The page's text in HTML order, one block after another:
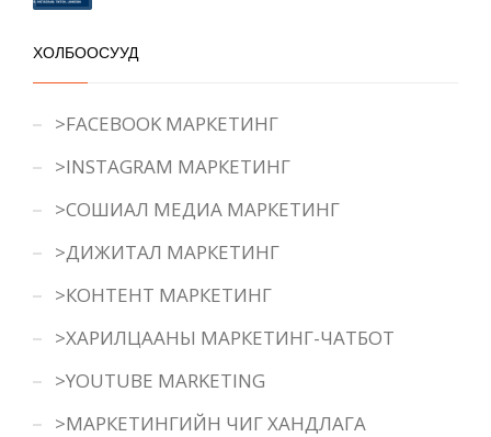
ХОЛБООСУУД
>FACEBOOK МАРКЕТИНГ
>INSTAGRAM МАРКЕТИНГ
>СОШИАЛ МЕДИА МАРКЕТИНГ
>ДИЖИТАЛ МАРКЕТИНГ
>КОНТЕНТ МАРКЕТИНГ
>ХАРИЛЦААНЫ МАРКЕТИНГ-ЧАТБОТ
>YOUTUBE MARKETING
>МАРКЕТИНГИЙН ЧИГ ХАНДЛАГА